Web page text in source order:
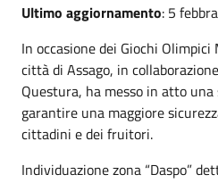
Ultimo aggiornamento: 5
In occasione dei Giochi
città di Assago, in
Questura, ha messo in atto
garantire una maggiore
cittadini e dei fruitori.
Individuazione zona “Daspo”